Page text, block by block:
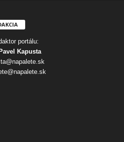
portálu:
Kapusta